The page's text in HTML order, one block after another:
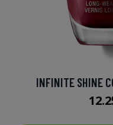
INFINITE SHINE